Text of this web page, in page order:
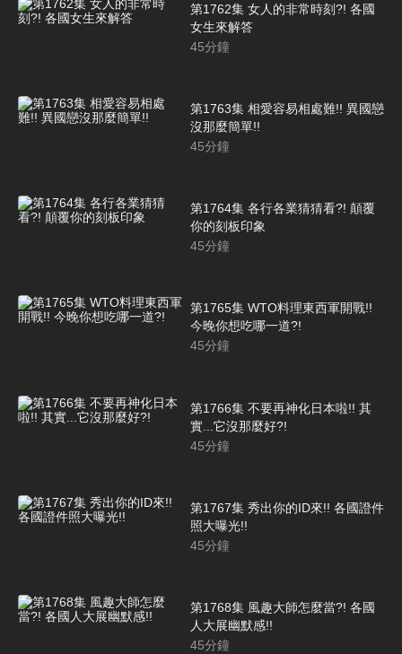
第1762集 女人的非常時刻?! 各國
女生來解答
45分鐘
第1763集 相愛容易相處難!! 異國戀
沒那麼簡單!!
45分鐘
第1764集 各行各業猜猜看?! 顛覆
你的刻板印象
45分鐘
第1765集 WTO料理東西軍開戰!!
今晚你想吃哪一道?!
45分鐘
第1766集 不要再神化日本啦!! 其
實...它沒那麼好?!
45分鐘
第1767集 秀出你的ID來!! 各國證件
照大曝光!!
45分鐘
第1768集 風趣大師怎麼當?! 各國
人大展幽默感!!
45分鐘